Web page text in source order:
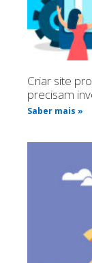
Criar site
precisam
Saber mais »